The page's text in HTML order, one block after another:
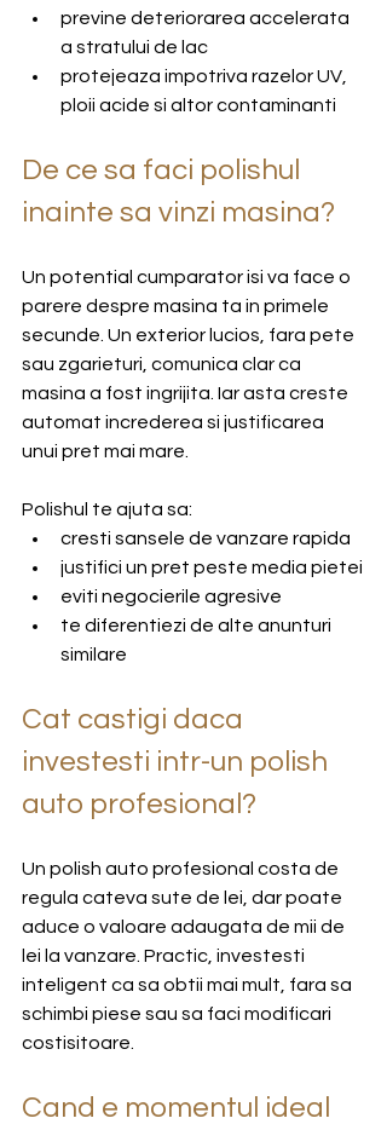
previne deteriorarea accelerata
a stratului de lac
protejeaza impotriva razelor UV,
ploii acide si altor contaminanti
De ce sa faci polishul
inainte sa vinzi masina?
Un potential cumparator isi va face o
parere despre masina ta in primele
secunde. Un exterior lucios, fara pete
sau zgarieturi, comunica clar ca
masina a fost ingrijita. Iar asta creste
automat increderea si justificarea
unui pret mai mare.
Polishul te ajuta sa:
cresti sansele de vanzare rapida
justifici un pret peste media pietei
eviti negocierile agresive
te diferentiezi de alte anunturi
similare
Cat castigi daca
investesti intr-un polish
auto profesional?
Un polish auto profesional costa de
regula cateva sute de lei, dar poate
aduce o valoare adaugata de mii de
lei la vanzare. Practic, investesti
inteligent ca sa obtii mai mult, fara sa
schimbi piese sau sa faci modificari
costisitoare.
Cand e momentul ideal